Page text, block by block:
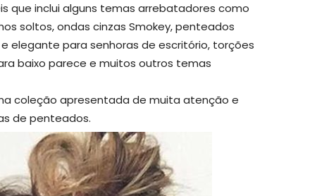
que inclui alguns temas arrebatadores como
soltos, ondas cinzas Smokey, penteados
elegante para senhoras de escritório, torções
baixo parece e muitos outros temas
coleção apresentada de muita atenção e
de penteados.